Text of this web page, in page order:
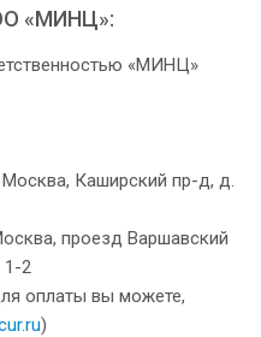
«МИНЦ»:
«МИНЦ»
Каширский пр-д, д.
проезд Варшавский
1-2
оплаты вы можете,
)